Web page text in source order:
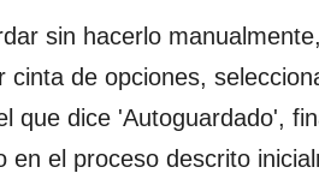
sin hacerlo
cinta de opciones,
que dice 'Autoguardado',
en el proceso descrito